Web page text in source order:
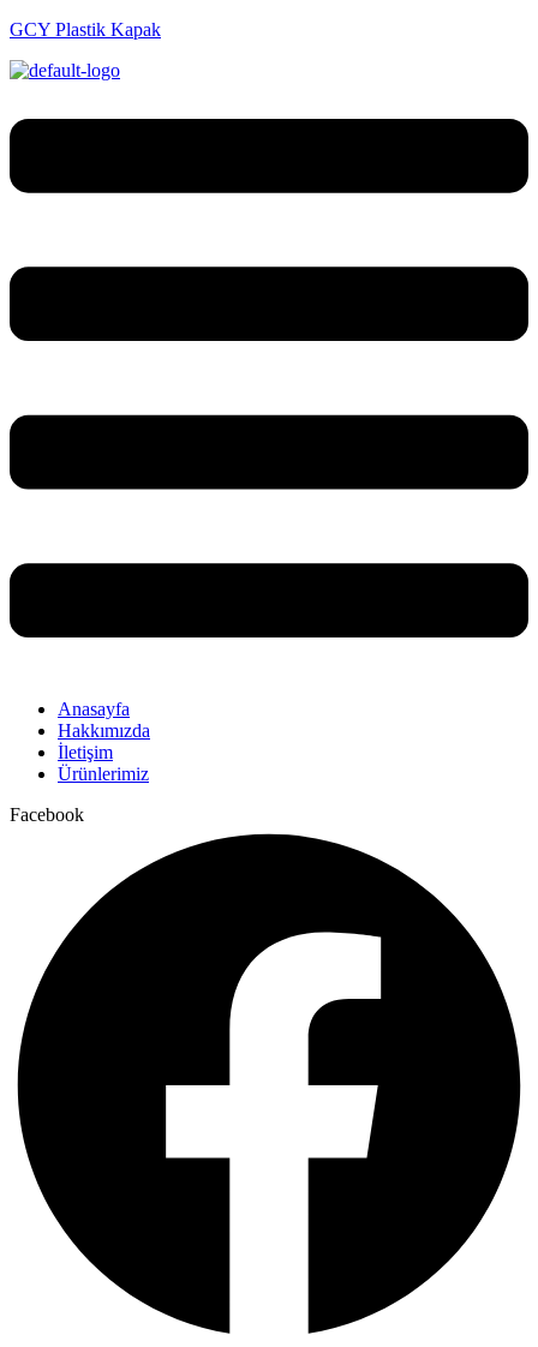
GCY Plastik Kapak
Anasayfa
Hakkımızda
İletişim
Ürünlerimiz
Facebook